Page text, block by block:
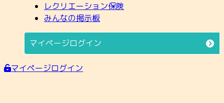
レクリエーション保険
みんなの掲示板
マイページログイン
マイページログイン